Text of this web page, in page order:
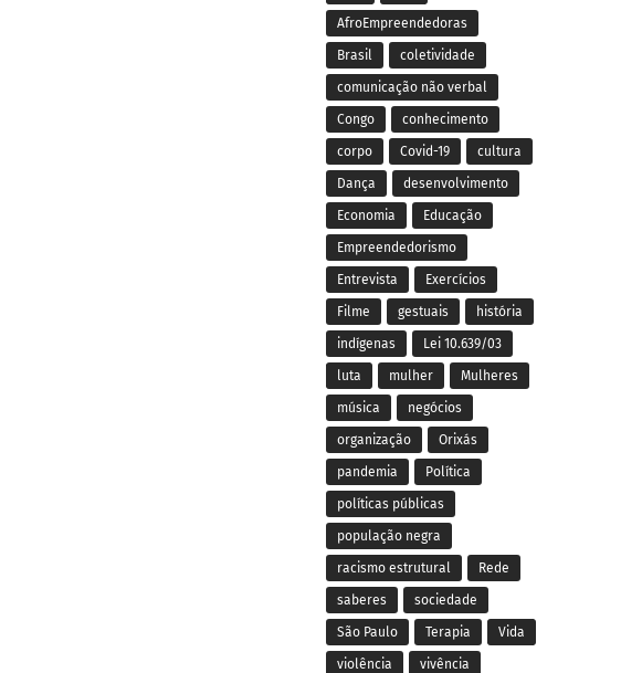
AfroEmpreendedoras
Brasil coletividade
comunicação não verbal
Congo conhecimento
corpo Covid-19 cultura
Dança desenvolvimento
Economia Educação
Empreendedorismo
Entrevista Exercícios
Filme gestuais história
indígenas Lei 10.639/03
luta mulher Mulheres
música negócios
organização Orixás
pandemia Política
políticas públicas
população negra
racismo estrutural Rede
saberes sociedade
São Paulo Terapia Vida
violência vivência